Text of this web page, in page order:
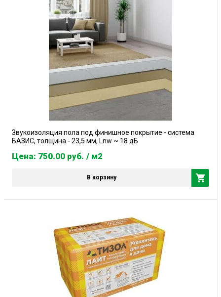
Звукоизоляция пола под финишное покрытие - система
БАЗИС, толщина - 23,5 мм, Lnw ~ 18 дБ
Цена: 750.00 руб. / м2
В корзину